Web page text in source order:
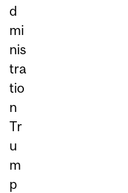
d
mi
nis
tra
tio
n
Tr
u
m
p